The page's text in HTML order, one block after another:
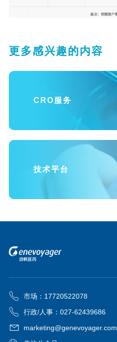
更多感兴趣的内容
CRO服务
技术平台
市场：17720522078
行政/人事：027-62439686
marketing@genevoyager.com